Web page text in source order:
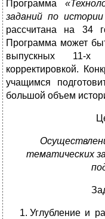
Программа
заданий по
рассчитана на 34
Программа может
выпускных 11-х
корректировкой.
учащимся
большой объем
тематических
Углубление и